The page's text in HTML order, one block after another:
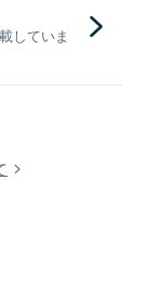
していま